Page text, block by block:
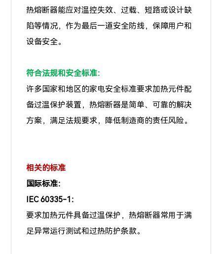
热熔断器能应对温控失效、过载、短路或设计缺
陷等情况，作为最后一道安全防线，保障用户和
设备安全。
符合法规和安全标准：
许多国家和地区的家电安全标准要求加热元件配
备过温保护装置，热熔断器是简单、可靠的解决
方案，满足法规要求，降低制造商的责任风险。
相关的标准
国际标准：
IEC 60335-1：
要求加热元件具备过温保护，热熔断器常用于满
足异常运行测试和过热防护条款。